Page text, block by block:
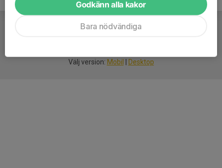
Välj version: Mobil Desktop
Godkänn alla kakor
Bara nödvändiga